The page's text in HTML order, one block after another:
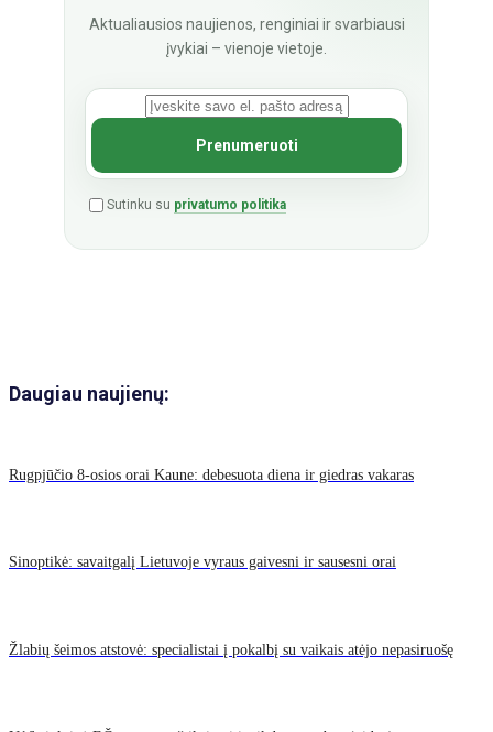
Aktualiausios naujienos, renginiai ir svarbiausi
įvykiai – vienoje vietoje.
Sutinku su privatumo politika
Daugiau naujienų:
Rugpjūčio 8-osios orai Kaune: debesuota diena ir giedras vakaras
Sinoptikė: savaitgalį Lietuvoje vyraus gaivesni ir sausesni orai
Žlabių šeimos atstovė: specialistai į pokalbį su vaikais atėjo nepasiruošę